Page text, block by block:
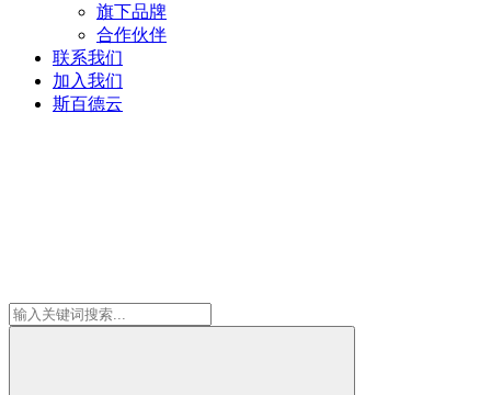
旗下品牌
合作伙伴
联系我们
加入我们
斯百德云